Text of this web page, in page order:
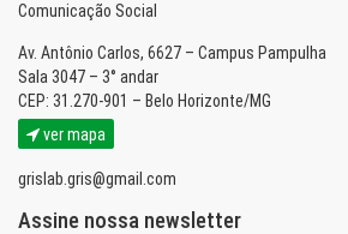
Comunicação Social
Av. Antônio Carlos, 6627 – Campus Pampulha
Sala 3047 – 3° andar
CEP: 31.270-901 – Belo Horizonte/MG
ver mapa
grislab.gris@gmail.com
Assine nossa newsletter